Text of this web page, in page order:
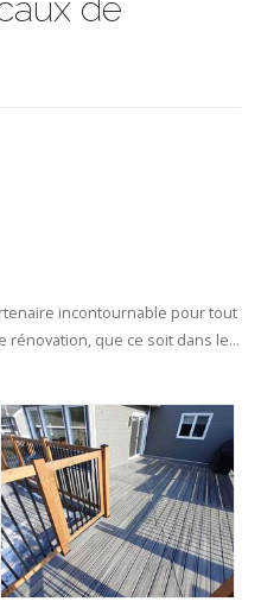
de
incontournable pour tout
rénovation, que ce soit dans le…